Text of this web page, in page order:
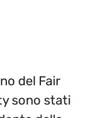
del Fair
sono stati